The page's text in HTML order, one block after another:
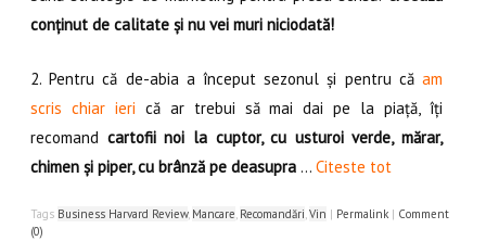
conținut de calitate și nu vei muri niciodată!
2. Pentru că de-abia a început sezonul și pentru căam
scris chiar ieri că ar trebui să mai dai pe la piață, îți
recomand cartofii noi la cuptor, cu usturoi verde, mărar,
chimen și piper, cu brânză pe deasupra … Citeste tot
Tags Business Harvard Review, Mancare, Recomandări,Vin | Permalink | Comment
(0)